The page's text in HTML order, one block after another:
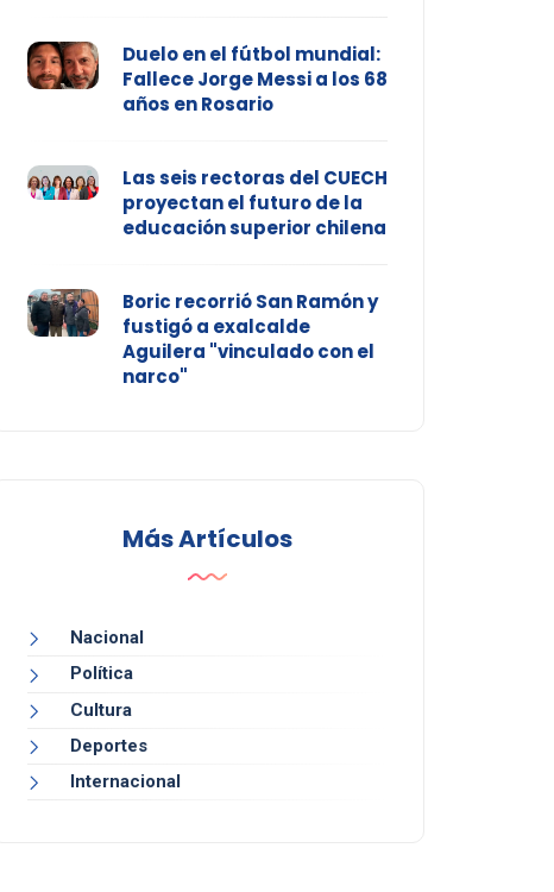
Duelo en el fútbol mundial:
Fallece Jorge Messi a los 68
años en Rosario
Las seis rectoras del CUECH
proyectan el futuro de la
educación superior chilena
Boric recorrió San Ramón y
fustigó a exalcalde
Aguilera "vinculado con el
narco"
Más Artículos
Nacional
Política
Cultura
Deportes
Internacional